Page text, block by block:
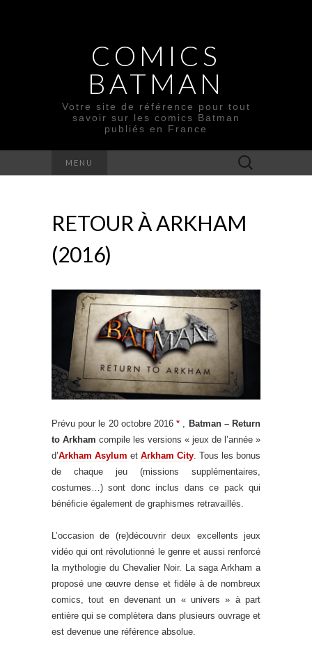
COMICS
BATMAN
Votre site de référence pour tout
savoir sur les comics Batman
publiés en France
MENU Rechercher :
RETOUR À ARKHAM
(2016)
Prévu pour le 20 octobre 2016*
Batman – Return
to Arkham compile les versions « jeux de l’année »
d’Arkham Asylum et Arkham City . Tous les bonus
de chaque jeu (missions supplémentaires,
costumes…) sont donc inclus dans ce pack qui
bénéficie également de graphismes retravaillés.
L’occasion de (re)découvrir deux excellents jeux
vidéo qui ont révolutionné le genre et aussi renforcé
la mythologie du Chevalier Noir. La saga Arkham a
proposé une œuvre dense et fidèle à de nombreux
comics, tout en devenant un « univers » à part
entière qui se complètera dans plusieurs ouvrage et
est devenue une référence absolue.